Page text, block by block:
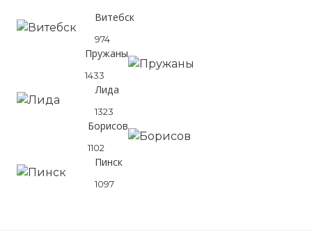
Витебск
974
Пружаны
1433
Лида
1323
Борисов
1102
Пинск
1097